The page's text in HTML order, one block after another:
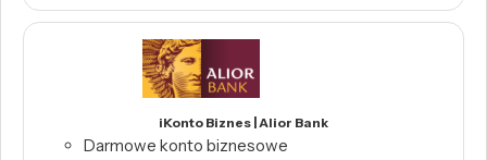
iKonto Biznes | Alior Bank
Darmowe konto biznesowe